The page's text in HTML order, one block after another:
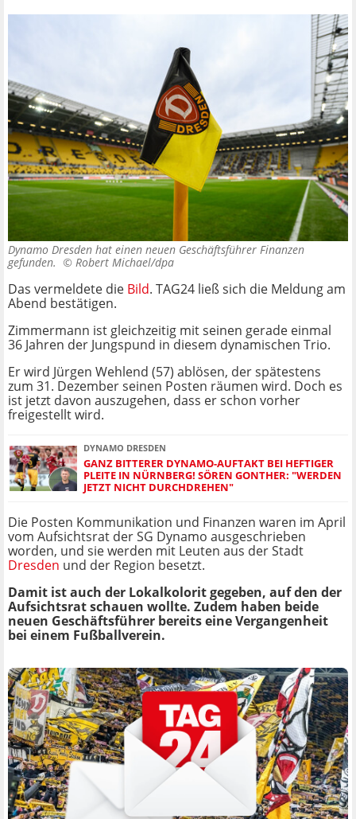
Dynamo Dresden hat einen neuen Geschäftsführer Finanzen
gefunden. © Robert Michael/dpa
Das vermeldete die Bild. TAG24 ließ sich die Meldung am
Abend bestätigen.
Zimmermann ist gleichzeitig mit seinen gerade einmal
36 Jahren der Jungspund in diesem dynamischen Trio.
Er wird Jürgen Wehlend (57) ablösen, der spätestens
zum 31. Dezember seinen Posten räumen wird. Doch es
ist jetzt davon auszugehen, dass er schon vorher
freigestellt wird.
DYNAMO DRESDEN
GANZ BITTERER DYNAMO-AUFTAKT BEI HEFTIGER
PLEITE IN NÜRNBERG! SÖREN GONTHER: "WERDEN
JETZT NICHT DURCHDREHEN"
Die Posten Kommunikation und Finanzen waren im April
vom Aufsichtsrat der SG Dynamo ausgeschrieben
worden, und sie werden mit Leuten aus der Stadt
Dresden und der Region besetzt.
Damit ist auch der Lokalkolorit gegeben, auf den der
Aufsichtsrat schauen wollte. Zudem haben beide
neuen Geschäftsführer bereits eine Vergangenheit
bei einem Fußballverein.